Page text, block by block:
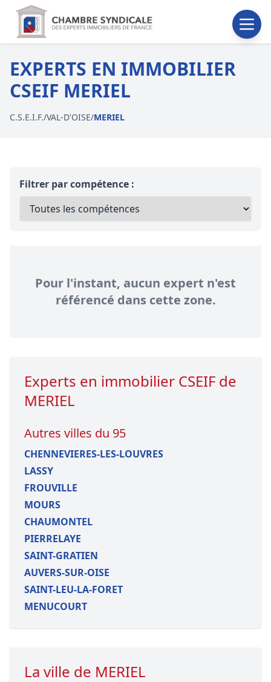
EXPERTS EN IMMOBILIER
CSEIF MERIEL
C.S.E.I.F./VAL-D'OISE/MERIEL
Filtrer par compétence :
Pour l'instant, aucun expert n'est
référencé dans cette zone.
Experts en immobilier CSEIF de
MERIEL
Autres villes du 95
CHENNEVIERES-LES-LOUVRES
LASSY
FROUVILLE
MOURS
CHAUMONTEL
PIERRELAYE
SAINT-GRATIEN
AUVERS-SUR-OISE
SAINT-LEU-LA-FORET
MENUCOURT
La ville de MERIEL